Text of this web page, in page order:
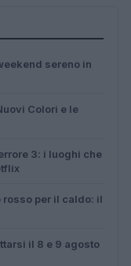
sereno in
Colori e le
3: i luoghi che
per il caldo: il
il 8 e 9 agosto